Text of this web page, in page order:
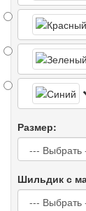
Размер:
Шильдик с